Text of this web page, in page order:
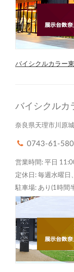
バイシクルカラー
バイシクルカ
奈良県天理市川原
0743-61-
営業時間: 平日
定休日: 毎週水曜日
駐車場: あり(1時間